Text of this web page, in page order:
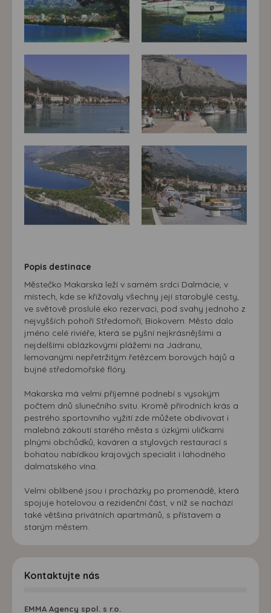
Popis destinace
Městečko Makarska leží v samém srdci Dalmácie, v
místech, kde se křižovaly všechny její starobylé cesty,
ve světově proslulé eko rezervaci, pod svahy jednoho z
nejvyšších pohoří Středomoří, Biokovem. Město dalo
jméno celé riviéře, která se pyšní nejkrásnějšími a
nejdelšími oblázkovými plážemi na Jadranu,
lemovanými nepřetržitým řetězcem borových hájů a
bujné středomořské flóry.
Makarska má velmi příjemné podnebí s vysokým
počtem dnů slunečního svitu. Kromě přírodních krás a
pestrého sportovního vyžití zde můžete obdivovat i
malebná zákoutí starého města s úzkými uličkami
plnými obchůdků, kaváren a stylových restaurací s
bohatou nabídkou krajových specialit i lahodného
dalmatského vína.
Velmi oblíbené jsou i procházky po promenádě, která
spojuje hotelovou a rezidenční část, v níž se nachází
také většina privátních apartmánů, s přístavem a
starým městem.
Kontaktujte nás
EMMA Agency spol. s r.o.